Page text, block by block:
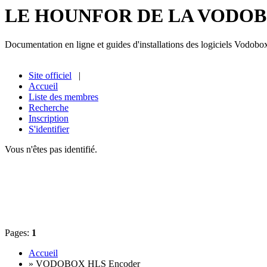
LE HOUNFOR DE LA
Documentation en ligne et guides d'installations des logiciels
Site officiel |
Accueil
Liste des membres
Recherche
Inscription
S'identifier
Vous n'êtes pas identifié.
Pages: 1
Accueil
» VODOBOX HLS Encoder